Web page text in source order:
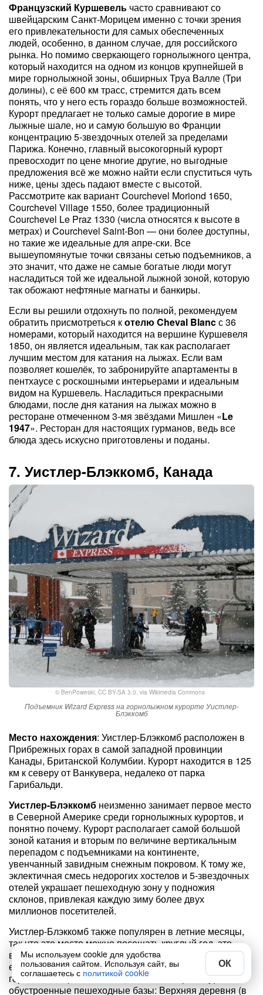
Французский Куршевель часто сравнивают со
швейцарским Санкт-Морицем именно с точки зрения
его привлекательности для самых обеспеченных
людей, особенно, в данном случае, для российского
рынка. Но помимо сверкающего горнолыжного центра,
который находится на одном из концов крупнейшей в
мире горнолыжной зоны, обширных Труа Валле (Три
долины), с её 600 км трасс, стремится дать всем
понять, что у него есть гораздо больше возможностей.
Курорт предлагает не только самые дорогие в мире
лыжные шале, но и самую большую во Франции
концентрацию 5-звездочных отелей за пределами
Парижа. Конечно, главный высокогорный курорт
превосходит по цене многие другие, но выгодные
предложения всё же можно найти если спуститься чуть
ниже, цены здесь падают вместе с высотой.
Рассмотрите как вариант Courchevel Moriond 1650,
Courchevel Village 1550, более традиционный
Courchevel Le Praz 1330 (числа относятся к высоте в
метрах) и Courchevel Saint-Bon — они более доступны,
но такие же идеальные для апре-ски. Все
вышеупомянутые точки связаны сетью подъемников, а
это значит, что даже не самые богатые люди могут
насладиться той же идеальной лыжной зоной, которую
так обожают нефтяные магнаты и банкиры.
Если вы решили отдохнуть по полной, рекомендуем
обратить присмотреться котелю Cheval Blancс 36
номерами, который находится на вершине Куршевеля
1850, он является идеальным, так как располагает
лучшим местом для катания на лыжах. Если вам
позволяет кошелёк, то забронируйте апартаменты в
пентхаусе с роскошными интерьерами и идеальным
видом на Куршевель. Насладиться прекрасными
блюдами, после дня катания на лыжах можно в
ресторане отмеченном 3-мя звёздами Мишлен «Le
1947». Ресторан для настоящих гурманов, ведь все
блюда здесь искусно приготовлены и поданы.
7. Уистлер-Блэккомб, Канада
© BenPoweski, CC BY-SA 3.0, via Wikimedia Commons
Подъемник Wizard Express на горнолыжном курорте Уистлер-
Блэккомб
Место нахождения: Уистлер-Блэккомб расположен в
Прибрежных горах в самой западной провинции
Канады, Британской Колумбии. Курорт находится в 125
км к северу от Ванкувера, недалеко от парка
Гарибальди.
Уистлер-Блэккомб неизменно занимает первое место
в Северной Америке среди горнолыжных курортов, и
понятно почему. Курорт располагает самой большой
зоной катания и вторым по величине вертикальным
перепадом с подъемниками на континенте,
увенчанный завидным снежным покровом. К тому же,
эклектичная смесь недорогих хостелов и 5-звездочных
отелей украшает пешеходную зону у подножия
склонов, привлекая каждую зиму более двух
миллионов посетителей.
Уистлер-Блэккомб также популярен в летние месяцы,
так что это место можно посещать круглый год, это
выгодно отличает его от специально построенных
европейских курортов. Катание происходит на двух
горах: Уистлер и Блэккомб, также есть три аккуратно
обустроенные пешеходные базы: Верхняя деревня (в
Мы используем cookie для удобства
пользования сайтом. Используя сайт, вы
соглашаетесь с политикой cookie
ОК